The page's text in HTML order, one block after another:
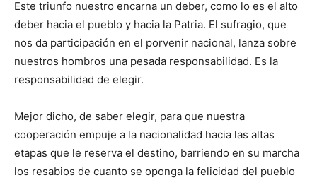
Este triunfo nuestro encarna un deber, como lo es el alto
deber hacia el pueblo y hacia la Patria. El sufragio, que
nos da participación en el porvenir nacional, lanza sobre
nuestros hombros una pesada responsabilidad. Es la
responsabilidad de elegir.
Mejor dicho, de saber elegir, para que nuestra
cooperación empuje a la nacionalidad hacia las altas
etapas que le reserva el destino, barriendo en su marcha
los resabios de cuanto se oponga la felicidad del pueblo